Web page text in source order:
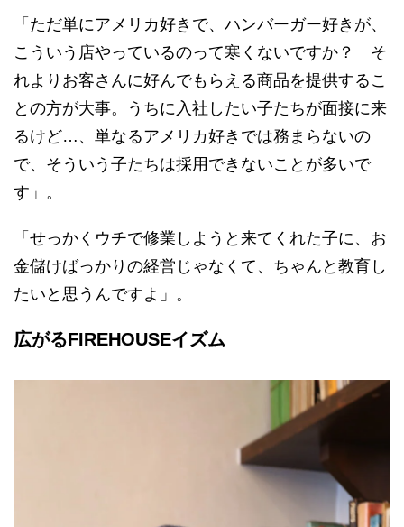
「ただ単にアメリカ好きで、ハンバーガー好きが、
こういう店やっているのって寒くないですか？ そ
れよりお客さんに好んでもらえる商品を提供するこ
との方が大事。うちに入社したい子たちが面接に来
るけど…、単なるアメリカ好きでは務まらないの
で、そういう子たちは採用できないことが多いで
す」。
「せっかくウチで修業しようと来てくれた子に、お
金儲けばっかりの経営じゃなくて、ちゃんと教育し
たいと思うんですよ」。
広がるFIREHOUSEイズム